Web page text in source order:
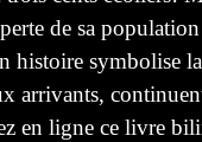
de sa
histoire symbolise
arrivants,
en ligne ce livre